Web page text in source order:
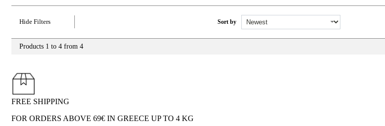
Hide Filters Sort by
Products 1 to 4 from 4
FREE SHIPPING
FOR ORDERS ABOVE 69€ IN GREECE UP TO 4 KG